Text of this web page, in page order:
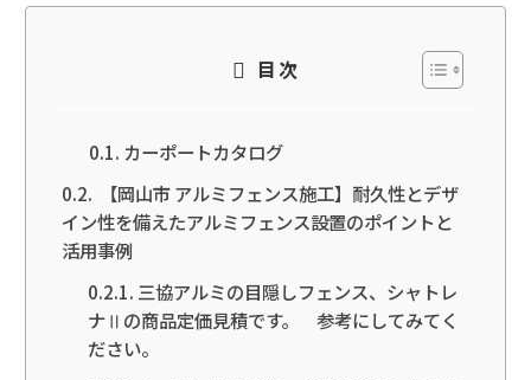
目次
カーポートカタログ
【岡山市 アルミフェンス施工】耐久性とデザ
イン性を備えたアルミフェンス設置のポイントと
活用事例
三協アルミの目隠しフェンス、シャトレ
ナⅡの商品定価見積です。 参考にしてみてく
ださい。